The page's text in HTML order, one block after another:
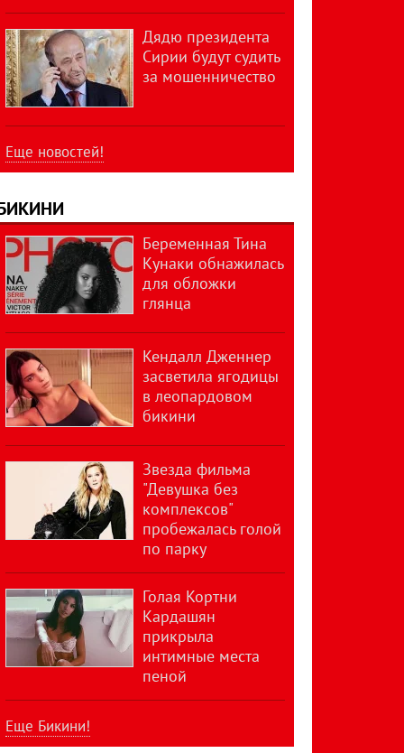
Дядю президента
Сирии будут судить
за мошенничество
Еще новостей!
Беременная Тина
Кунаки обнажилась
для обложки
глянца
Кендалл Дженнер
засветила ягодицы
в леопардовом
бикини
Звезда фильма
"Девушка без
комплексов"
пробежалась голой
по парку
Голая Кортни
Кардашян
прикрыла
интимные места
пеной
Еще Бикини!